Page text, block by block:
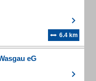
6.4 km
eG